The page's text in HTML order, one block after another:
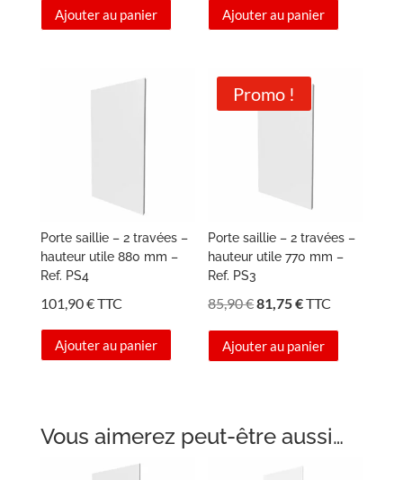
Ajouter au panier Ajouter au panier
Porte saillie – 2 travées –
hauteur utile 880 mm –
Ref. PS4
101,90€TTC
Ajouter au panier
Promo !
Porte saillie – 2 travées –
hauteur utile 770 mm –
Ref. PS3
85,90€Le
initial
81,75€Le
actuel
TTC
Ajouter au panier
Vous aimerez peut-être aussi…